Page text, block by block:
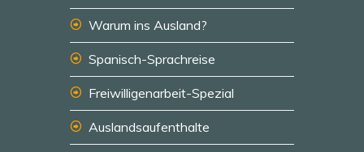
Warum ins Ausland?
Spanisch-Sprachreise
Freiwilligenarbeit-Spezial
Auslandsaufenthalte